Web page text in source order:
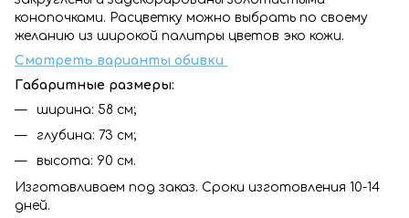
конопочками. Расцветку можно выбрать по своему
желанию из широкой палитры цветов эко кожи.
Смотреть варианты обивки
Габаритные размеры:
ширина: 58 см;
глубина: 73 см;
высота: 90 см.
Изготавливаем под заказ. Сроки изготовления 10-14
дней.